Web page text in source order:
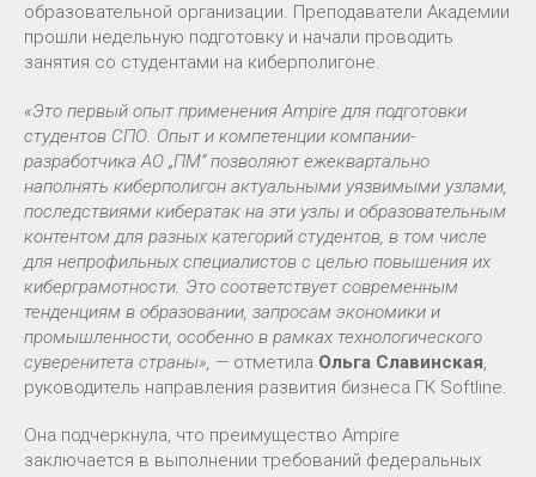
образовательной организации. Преподаватели Академии
прошли недельную подготовку и начали проводить
занятия со студентами на киберполигоне.
«Это первый опыт применения Ampire для подготовки
студентов СПО. Опыт и компетенции компании-
разработчика АО „ПМ“ позволяют ежеквартально
наполнять киберполигон актуальными уязвимыми узлами,
последствиями кибератак на эти узлы и образовательным
контентом для разных категорий студентов, в том числе
для непрофильных специалистов с целью повышения их
киберграмотности. Это соответствует современным
тенденциям в образовании, запросам экономики и
промышленности, особенно в рамках технологического
суверенитета страны», — отметила Ольга Славинская
руководитель направления развития бизнеса ГК Softline.
Она подчеркнула, что преимущество Ampire
заключается в выполнении требований федеральных